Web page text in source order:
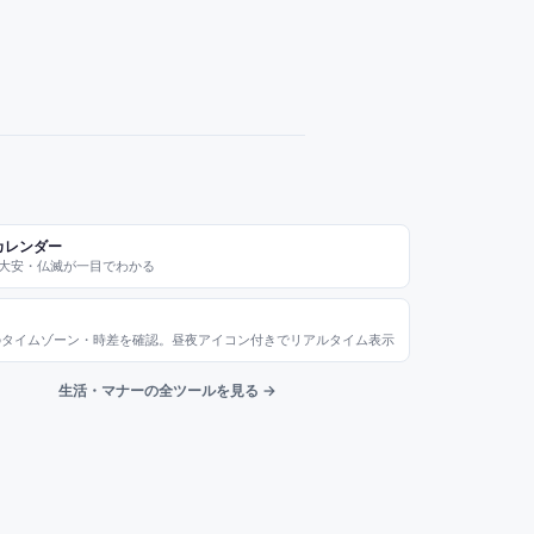
レンダー
安・仏滅が一目でわかる
イムゾーン・時差を確認。昼夜アイコン付きでリアルタイム表示
生活・マナーの全ツールを見る →